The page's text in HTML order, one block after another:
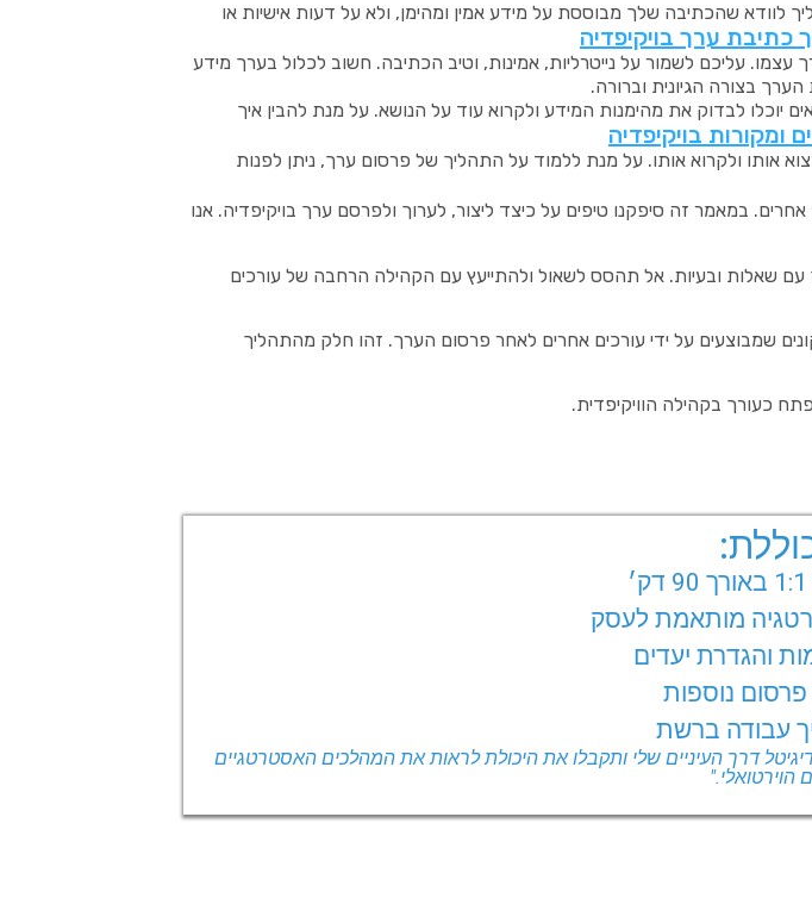
שהכתיבה שלך מבוססת על מידע אמין ומהימן, ולא על דעות אישיות או
כתיבת ערך בויקיפדיה
עליכם לשמור על נייטרליות, אמינות, וטיב הכתיבה. חשוב לכלול בערך מידע
בצורה הגיונית וברורה.
יוכלו לבדוק את מהימנות המידע ולקרוא עוד על הנושא. על מנת להבין איך
ומקורות בויקיפדיה
אותו ולקרוא אותו. על מנת ללמוד על התהליך של פרסום ערך, ניתן לפנות
במאמר זה סיפקנו טיפים על כיצד ליצור, לערוך ולפרסם ערך בויקיפדיה. אנו
עם שאלות ובעיות. אל תהסס לשאול ולהתייעץ עם הקהילה הרחבה של עורכים
שמבוצעים על ידי עורכים אחרים לאחר פרסום הערך. זהו חלק מהתהליך
כעורך בקהילה הוויקיפדית.
מותאמת לעסק
והגדרת יעדים
פרסום נוספות
עבודה ברשת
דרך העיניים שלי ותקבלו את היכולת לראות את המהלכים האסטרטגיים